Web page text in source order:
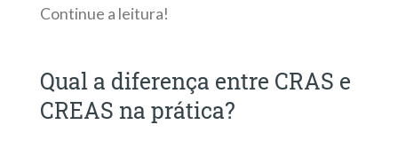
Continue a leitura!
Qual a diferença entre CRAS e
CREAS na prática?